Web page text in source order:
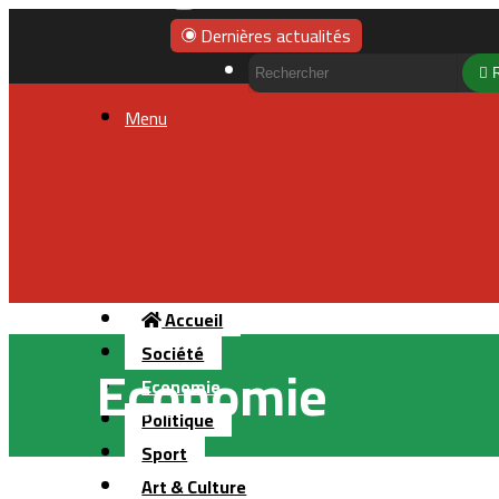
Dernières actualités
Menu
Accueil
Société
Economie
Politique
Sport
Art & Culture
Economie